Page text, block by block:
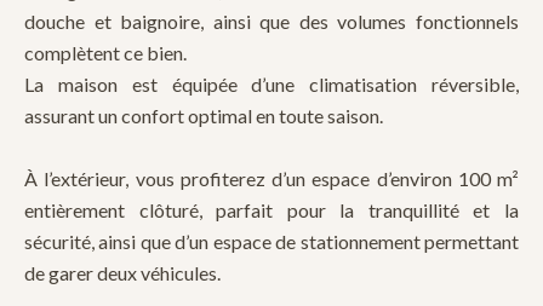
douche et baignoire, ainsi que des volumes fonctionnels
complètent ce bien.
La maison est équipée d’une climatisation réversible,
assurant un confort optimal en toute saison.
À l’extérieur, vous profiterez d’un espace d’environ 100 m²
entièrement clôturé, parfait pour la tranquillité et la
sécurité, ainsi que d’un espace de stationnement permettant
de garer deux véhicules.